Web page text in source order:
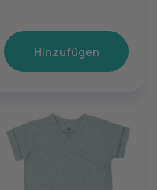
Hinzufügen